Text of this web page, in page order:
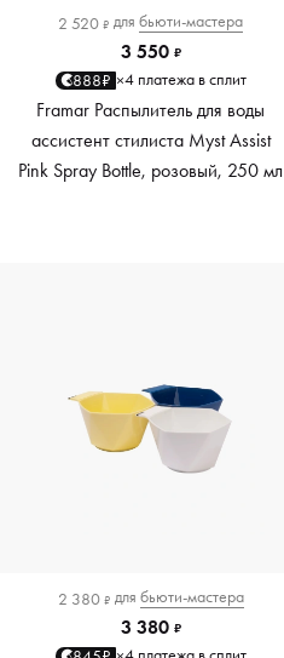
2 520 ₽ для бьюти-мастера
3 550 ₽
888₽ ×4 платежа в сплит
Framar Распылитель для воды
ассистент стилиста Myst Assist
Pink Spray Bottle, розовый, 250 мл
2 380 ₽ для бьюти-мастера
3 380 ₽